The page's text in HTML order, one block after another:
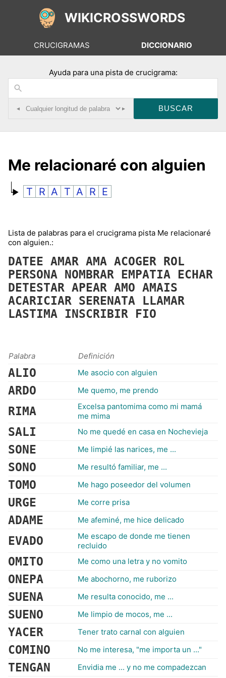
WIKICROSSWORDS
CRUCIGRAMAS DICCIONARIO
Ayuda para una pista de crucigrama:
◂ ▸
Me relacionaré con alguien
T R A T A R E
Lista de palabras para el crucigrama pista Me relacionaré
con alguien.:
DATEE AMAR AMA ACOGER ROL
PERSONA NOMBRAR EMPATIA ECHAR
DETESTAR APEAR AMO AMAIS
ACARICIAR SERENATA LLAMAR
LASTIMA INSCRIBIR FIO
Palabra Definición
ALIO Me asocio con alguien
ARDO Me quemo, me prendo
RIMA
Excelsa pantomima como mi mamá
me mima
SALI No me quedé en casa en Nochevieja
SONE Me limpié las narices, me ...
SONO Me resultó familiar, me ...
TOMO Me hago poseedor del volumen
URGE Me corre prisa
ADAME Me afeminé, me hice delicado
EVADO
Me escapo de donde me tienen
recluido
OMITO Me como una letra y no vomito
ONEPA Me abochorno, me ruborizo
SUENA Me resulta conocido, me ...
SUENO Me limpio de mocos, me ...
YACER Tener trato carnal con alguien
COMINO No me interesa, "me importa un ..."
TENGAN Envidia me ... y no me compadezcan